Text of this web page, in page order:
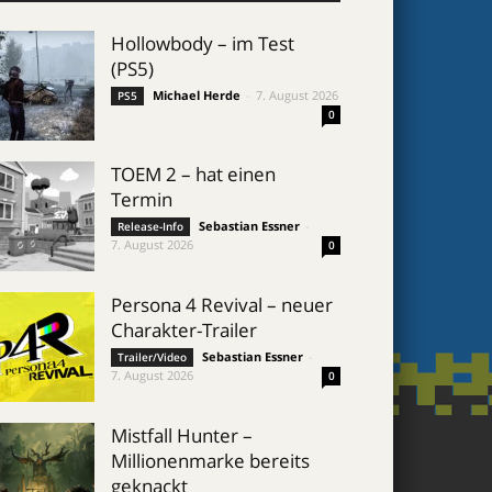
Hollowbody – im Test
(PS5)
PS5 Michael Herde 7. August 2026
0
TOEM 2 – hat einen
Termin
Release-Info Sebastian Essner
7. August 2026
0
Persona 4 Revival – neuer
Charakter-Trailer
Trailer/Video Sebastian Essner
7. August 2026
0
Mistfall Hunter –
Millionenmarke bereits
geknackt